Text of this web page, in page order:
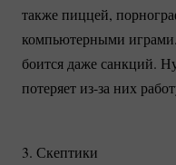
также пиццей,
компьютерными
боится даже санкций.
потеряетиз-за них
3. Скептики